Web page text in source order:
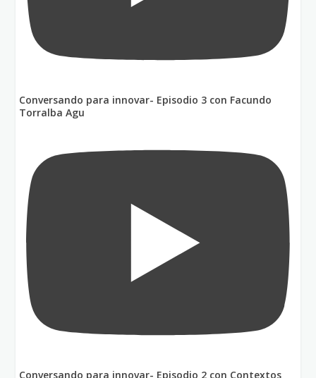
Conversando para innovar- Episodio 3 con Facundo
Torralba Agu
Conversando para innovar- Episodio 2 con Contextos